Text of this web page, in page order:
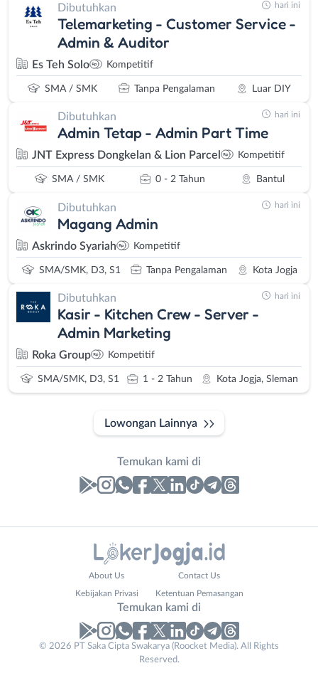
Dibutuhkan
Telemarketing - Customer Service -
Admin & Auditor
Es Teh Solo Kompetitif
SMA / SMK Tanpa Pengalaman Luar DIY
hari ini
Dibutuhkan
Admin Tetap - Admin Part Time
JNT Express Dongkelan & Lion Parcel Kompetitif
SMA / SMK 0 - 2 Tahun Bantul
hari ini
Dibutuhkan
Magang Admin
Askrindo Syariah Kompetitif
SMA/SMK, D3, S1 Tanpa Pengalaman Kota Jogja
hari ini
Dibutuhkan
Kasir - Kitchen Crew - Server -
Admin Marketing
Roka Group Kompetitif
SMA/SMK, D3, S1 1 - 2 Tahun Kota Jogja, Sleman
hari ini
Lowongan Lainnya
Temukan kami di
No. Telp /
About Us Contact Us
Kebijakan Privasi Ketentuan Pemasangan
Temukan kami di
© 2026 PT Saka Cipta Swakarya (Roocket Media). All Rights
Reserved.